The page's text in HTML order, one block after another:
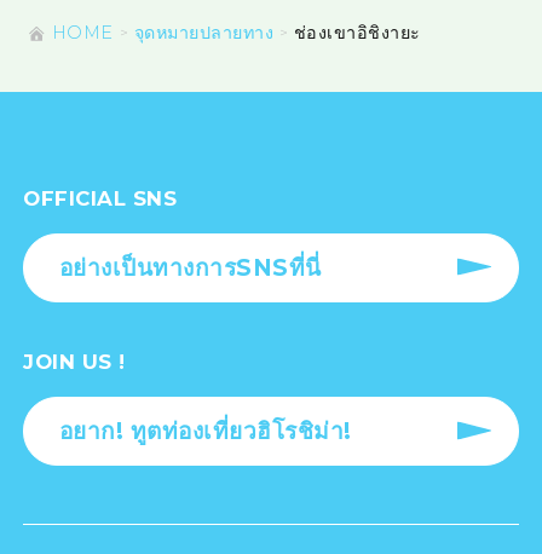
HOME จุดหมายปลายทาง ช่องเขาอิชิงายะ
OFFICIAL SNS
อย่างเป็นทางการSNSที่นี่
JOIN US !
อยาก! ทูตท่องเที่ยวฮิโรชิม่า!